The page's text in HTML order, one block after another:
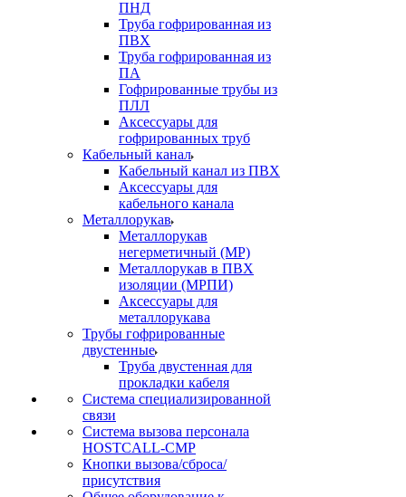
ПНД
Труба гофрированная из
ПВХ
Труба гофрированная из
ПА
Гофрированные трубы из
ПЛЛ
Аксессуары для
гофрированных труб
Кабельный канал
Кабельный канал из ПВХ
Аксессуары для
кабельного канала
Металлорукав
Металлорукав
негерметичный (МР)
Металлорукав в ПВХ
изоляции (МРПИ)
Аксессуары для
металлорукава
Трубы гофрированные
двустенные
Труба двустенная для
прокладки кабеля
Система специализированной
связи
Cистема вызова персонала
HOSTCALL-CMP
Кнопки вызова/сброса/
присутствия